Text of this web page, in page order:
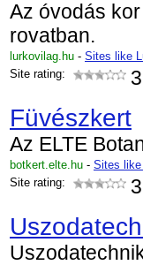
Az óvodás
rovatban.
lurkovilag.hu - Sites like
Site rating:
Füvészkert
Az ELTE
botkert.elte.hu - Sites
Site rating: